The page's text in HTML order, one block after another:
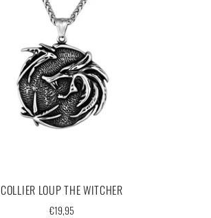
COLLIER LOUP THE WITCHER
Prix
€19,95